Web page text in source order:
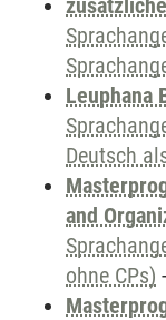
Leuphana
Deutsch
and
ohne CPs) -